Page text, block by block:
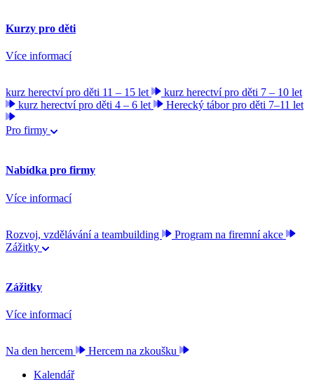
Kurzy pro děti
Více informací
kurz herectví pro děti 11 – 15 let
kurz herectví pro děti 7 – 10 let
kurz herectví pro děti 4 – 6 let
Herecký tábor pro děti 7–11 let
Pro firmy
Nabídka pro firmy
Více informací
Rozvoj, vzdělávání a teambuilding
Program na firemní akce
Zážitky
Zážitky
Více informací
Na den hercem
Hercem na zkoušku
Kalendář